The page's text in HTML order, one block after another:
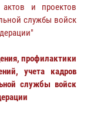
и проектов
службы войск
профилактики
учета кадров
службы войск